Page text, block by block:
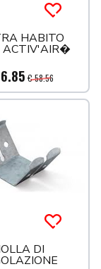
al carrello
HABITO
ACTIV'AIR�
€ 58.56
al carrello
DI